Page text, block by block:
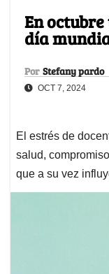
En
día
Por Stefany pardo
OCT 7, 2024
El estrés de
salud,
que a su vez